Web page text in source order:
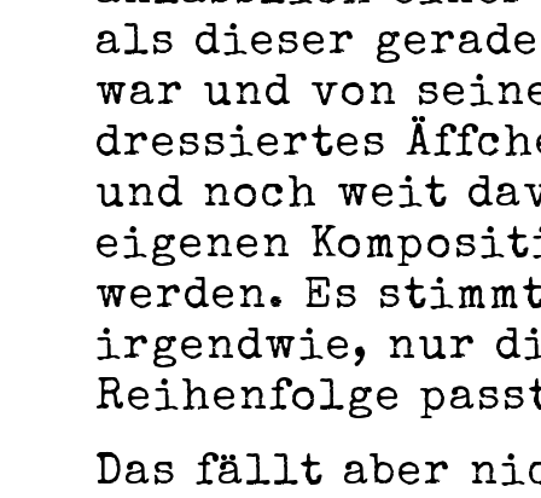
als dieser
war und von
dressiertes
und noch weit
eigenen
werden. Es
irgendwie, nur
Reihenfolge
Das fällt aber